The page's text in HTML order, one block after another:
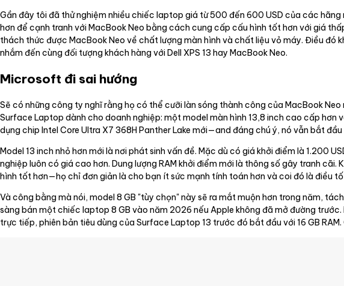
Gần đây tôi đã thử nghiệm nhiều chiếc laptop giá từ 500 đến 600 USD của các
hơn để cạnh tranh với MacBook Neo bằng cách cung cấp cấu hình tốt hơn với giá
thách thức được MacBook Neo về chất lượng màn hình và chất liệu vỏ máy. Điều đó
nhắm đến cùng đối tượng khách hàng với Dell XPS 13 hay MacBook Neo.
Microsoft đi sai hướng
Sẽ có những công ty nghĩ rằng họ có thể cưỡi làn sóng thành công của MacBook
Surface Laptop dành cho doanh nghiệp: một model màn hình 13,8 inch cao cấp hơn
dụng chip Intel Core Ultra X7 368H Panther Lake mới—and đáng chú ý, nó vẫn bắt đầu
Model 13 inch nhỏ hơn mới là nơi phát sinh vấn đề. Mặc dù có giá khởi điểm là 1.200
nghiệp luôn có giá cao hơn. Dung lượng RAM khởi điểm mới là thông số gây tranh
hình tốt hơn—họ chỉ đơn giản là cho bạn ít sức mạnh tính toán hơn và coi đó là điều
Và công bằng mà nói, model 8 GB "tùy chọn" này sẽ ra mắt muộn hơn trong năm,
sàng bán một chiếc laptop 8 GB vào năm 2026 nếu Apple không đã mở đường
trực tiếp, phiên bản tiêu dùng của Surface Laptop 13 trước đó bắt đầu với 16 GB